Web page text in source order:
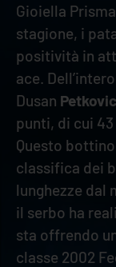
Gioiella
stagione, i
positività in
ace.
Dusan Petkovic
punti, di cui
Questo
classifica dei
lunghezze dal
il serbo ha
sta offrendo
classe 2002